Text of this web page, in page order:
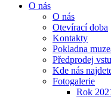
O nás
O nás
Otevírací doba
Kontakty
Pokladna
Předprodej
Kde nás
Fotogalerie
Rok